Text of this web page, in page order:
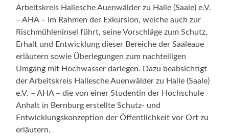
Arbeitskreis Hallesche Auenwälder zu Halle (Saale) e.V.
– AHA – im Rahmen der Exkursion, welche auch zur
Rischmühleninsel führt, seine Vorschläge zum Schutz,
Erhalt und Entwicklung dieser Bereiche der Saaleaue
erläutern sowie Überlegungen zum nachteiligen
Umgang mit Hochwasser darlegen. Dazu beabsichtigt
der Arbeitskreis Hallesche Auenwälder zu Halle (Saale)
e.V. – AHA – die von einer Studentin der Hochschule
Anhalt in Bernburg erstellte Schutz- und
Entwicklungskonzeption der Öffentlichkeit vor Ort zu
erläutern.